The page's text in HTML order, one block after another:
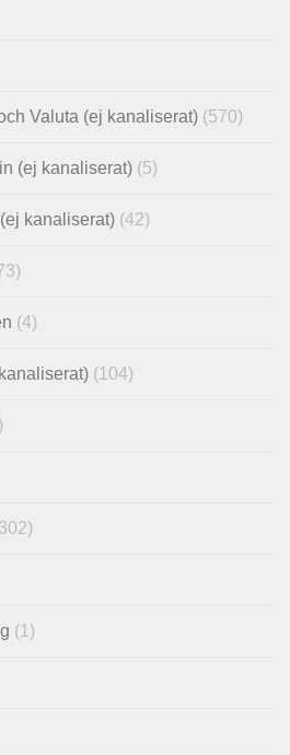
Valuta (ej kanaliserat) (570)
(ej kanaliserat) (5)
kanaliserat) (42)
(4)
(104)
(1)